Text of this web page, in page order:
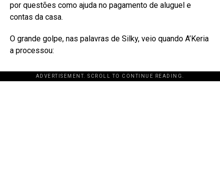
por questões como ajuda no pagamento de aluguel e
contas da casa.
O grande golpe, nas palavras de Silky, veio quando A’Keria
a processou:
ADVERTISEMENT. SCROLL TO CONTINUE READING.